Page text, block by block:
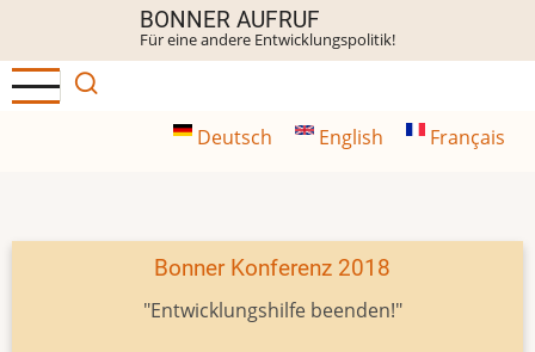
Inhalt
BONNER AUFRUF
Für eine andere Entwicklungspolitik!
Deutsch English Français
Bonner Konferenz 2018
"Entwicklungshilfe beenden!"